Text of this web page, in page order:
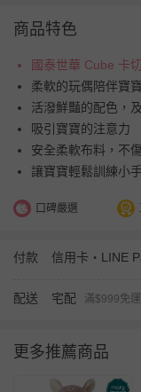
商品特色
國泰世華 Cube 卡
柔軟的玩偶陪伴寶
活潑鮮豔的配色，
吸引寶寶的注意力
安全柔軟布料，不
讓寶寶輕鬆訓練小
口碑嚴選
付款
配送 宅配 滿$999免運
更多推薦商品